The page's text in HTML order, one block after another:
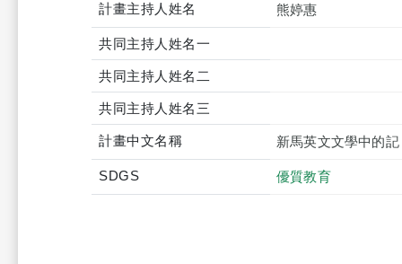
計畫主持人姓名 熊婷惠
共同主持人姓名一
共同主持人姓名二
共同主持人姓名三
計畫中文名稱 新馬英文文學中的
SDGS 優質教育